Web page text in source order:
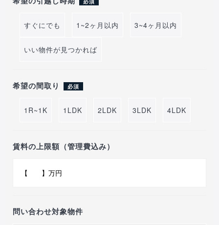
すぐにでも 1~2ヶ月以内 3~4ヶ月以内
いい物件が見つかれば
希望の間取り 必須
1R~1K 1LDK 2LDK 3LDK 4LDK
賃料の上限額（管理費込み）
問い合わせ対象物件